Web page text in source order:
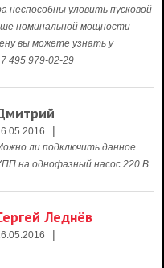
неспособны уловить пусковой
номинальной мощности
вы можете узнать у
495 979-02-29
|
ли подключить данное
на однофазный насос 220 В
Леднёв
|